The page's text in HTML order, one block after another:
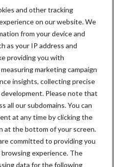
and other tracking
on our website. We
from your device and
as your IP address and
providing you with
marketing campaign
insights, collecting precise
Please note that
all our subdomains. You can
at any time by clicking the
at the bottom of your screen.
committed to providing you
experience. The
data for the following
Partner nieuws
van schijven
Pootmachine
meer